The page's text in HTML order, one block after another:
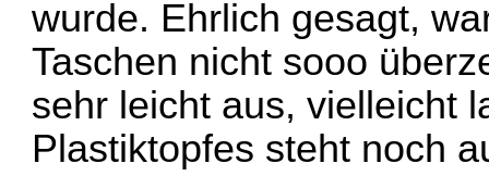
wurde. Ehrlich gesagt,
Taschen nicht sooo
sehr leicht aus, vielleicht
Plastiktopfes steht noch